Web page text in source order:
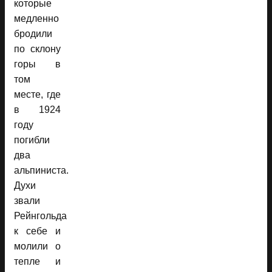
которые
медленно
бродили
по склону
горы в
том
месте, где
в 1924
году
погибли
два
альпиниста.
Духи
звали
Рейнгольда
к себе и
молили о
тепле и